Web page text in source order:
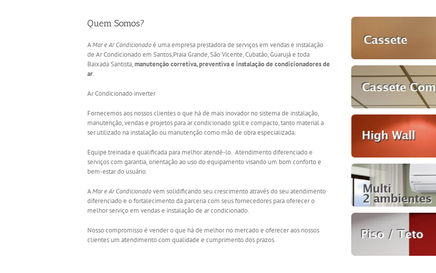
Quem Somos?
AMar e Ar Condicionadoé uma empresa prestadora de serviços em vendas e instalação
de Ar Condicionado em Santos,Praia Grande, São Vicente, Cubatão, Guarujá e toda
Baixada Santista,manutenção corretiva, preventiva e instalação de condicionadores de
ar.
Ar Condicionado inverter
Fornecemos aos nossos clientes o que há de mais inovador no sistema de instalação,
manutenção, vendas e projetos para ar condicionado split e compacto, tanto material a
ser utilizado na instalação ou manutenção como mão de obra especializada.
Equipe treinada e qualificada para melhor atendê-lo. Atendimento diferenciado e
serviços com garantia, orientação ao uso do equipamento visando um bom conforto e
bem-estar do usuário.
AMar e Ar Condicionadovem solidificando seu crescimento através do seu atendimento
diferenciado e o fortalecimento da parceria com seus fornecedores para oferecer o
melhor serviço em vendas e instalação de ar condicionado.
Nosso compromisso é vender o que há de melhor no mercado e oferecer aos nossos
clientes um atendimento com qualidade e cumprimento dos prazos.